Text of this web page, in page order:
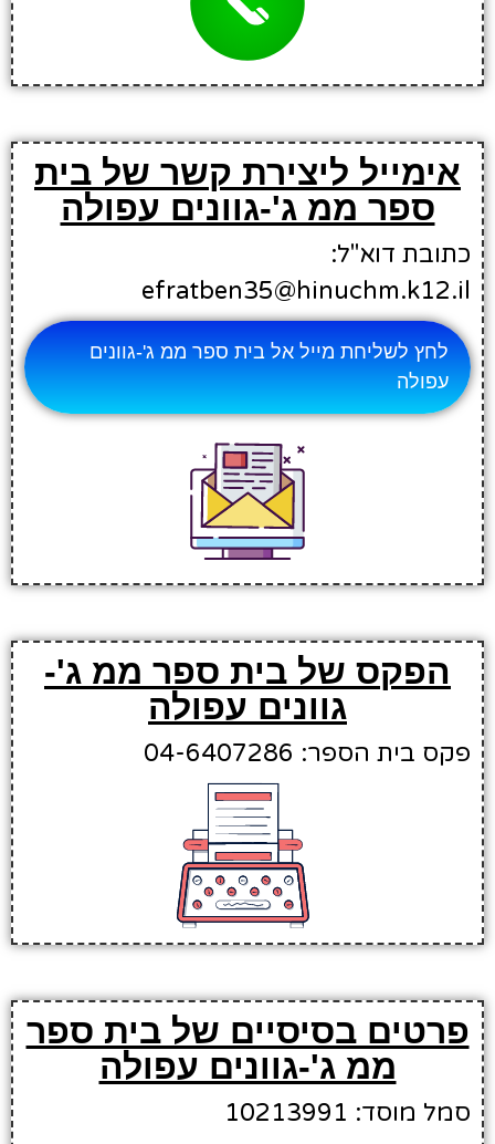
אימייל ליצירת קשר של בית
ספר ממ ג'-גוונים עפולה
כתובת דוא"ל:
efratben35@hinuchm.k12.il
לחץ לשליחת מייל אל בית ספר ממ ג'-גוונים
עפולה
הפקס של בית ספר ממ ג'-
גוונים עפולה
פקס בית הספר: 04-6407286
פרטים בסיסיים של בית ספר
ממ ג'-גוונים עפולה
סמל מוסד: 10213991